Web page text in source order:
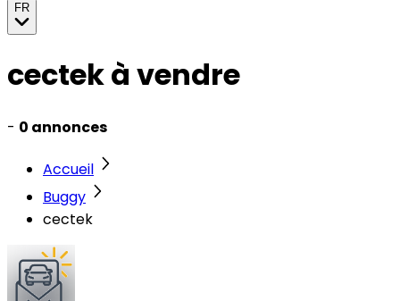
FR
cectek à vendre
- 0 annonces
Accueil
Buggy
cectek